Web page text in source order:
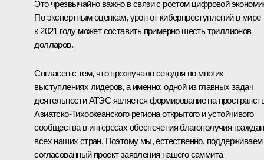
Это чрезвычайно важно в связи с ростом цифровой
По экспертным оценкам, урон от киберпреступлений в мире
к 2021 году может составить примерно шесть триллионов
долларов.
Согласен с тем, что прозвучало сегодня во многих
выступлениях лидеров, а именно: одной из главных задач
деятельности АТЭС является формирование на
Азиатско-Тихоокеанского региона открытого и устойчивого
сообщества в интересах обеспечения благополучия граждан
всех наших стран. Поэтому мы, естественно, поддерживаем
согласованный проект заявления нашего саммита